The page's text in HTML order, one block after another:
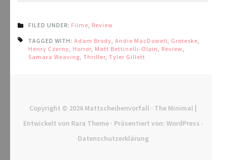
FILED UNDER: Filme Review
TAGGED WITH: Adam Brody Andie MacDowell Groteske
Henry Czerny Horror Matt Bettinelli-Olpin Review
Samara Weaving Thriller Tyler Gillett
Copyright © 2026 Mattscheibenvorfall · The Minimal |
Entwickelt von Rara Theme· Präsentiert von: WordPress ·
Datenschutzerklärung